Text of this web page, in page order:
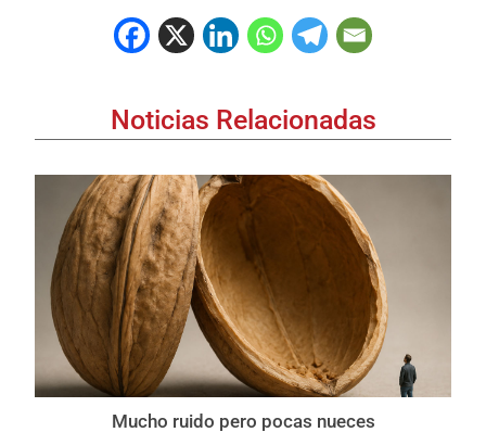
Noticias Relacionadas
Mucho ruido pero pocas nueces